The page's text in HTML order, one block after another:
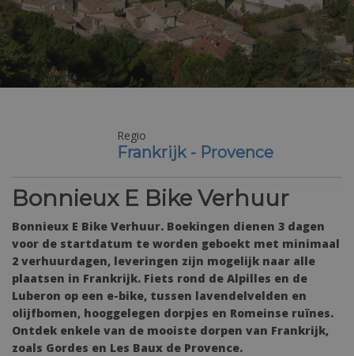
Regio
Frankrijk - Provence
Bonnieux E Bike Verhuur
Bonnieux E Bike Verhuur. Boekingen dienen 3 dagen
voor de startdatum te worden geboekt met minimaal
2 verhuurdagen, leveringen zijn mogelijk naar alle
plaatsen in Frankrijk. Fiets rond de Alpilles en de
Luberon op een e-bike, tussen lavendelvelden en
olijfbomen, hooggelegen dorpjes en Romeinse ruïnes.
Ontdek enkele van de mooiste dorpen van Frankrijk,
zoals Gordes en Les Baux de Provence.